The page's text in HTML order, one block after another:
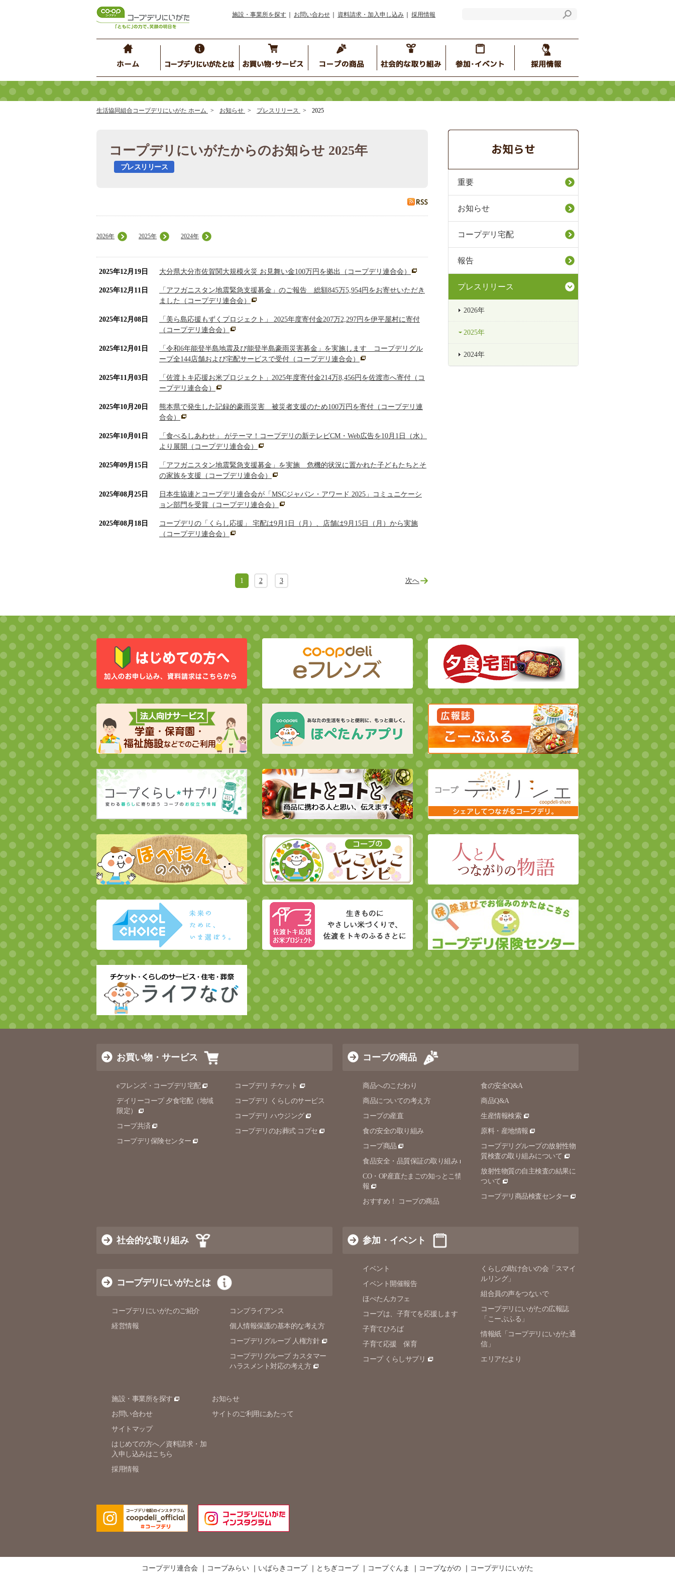
施設・事業所を探す お問い合わせ 資料請求・加入申し込み 採用情報
生活協同組合コープデリにいがた ホーム お知らせ プレスリリース 2025
コープデリにいがたからのお知らせ 2025年
プレスリリース
2026年 2025年 2024年
2025年12月19日 大分県大分市佐賀関大規模火災 お見舞い金100万円を拠出（コープデリ連合会）
2025年12月11日
「アフガニスタン地震緊急支援募金」のご報告 総額845万5,954円をお寄せいただき
ました（コープデリ連合会）
2025年12月08日
「美ら島応援もずくプロジェクト」 2025年度寄付金207万2,297円を伊平屋村に寄付
（コープデリ連合会）
2025年12月01日
「令和6年能登半島地震及び能登半島豪雨災害募金」を実施します コープデリグル
ープ全144店舗および宅配サービスで受付（コープデリ連合会）
2025年11月03日
「佐渡トキ応援お米プロジェクト」2025年度寄付金214万8,456円を佐渡市へ寄付（コ
ープデリ連合会）
2025年10月20日
熊本県で発生した記録的豪雨災害 被災者支援のため100万円を寄付（コープデリ連
合会）
2025年10月01日
「食べるしあわせ」 がテーマ！コープデリの新テレビCM・Web広告を10月1日（水）
より展開（コープデリ連合会）
2025年09月15日
「アフガニスタン地震緊急支援募金」を実施 危機的状況に置かれた子どもたちとそ
の家族を支援（コープデリ連合会）
2025年08月25日
日本生協連とコープデリ連合会が「MSCジャパン・アワード 2025」コミュニケーシ
ョン部門を受賞（コープデリ連合会）
2025年08月18日
コープデリの「くらし応援」 宅配は9月1日（月）、店舗は9月15日（月）から実施
（コープデリ連合会）
1 2 3 次へ
重要
お知らせ
コープデリ宅配
報告
プレスリリース
2026年
2025年
2024年
お買い物・サービス
eフレンズ・コープデリ宅配
デイリーコープ 夕食宅配（地域
限定）
コープ共済
コープデリ保険センター
コープデリ チケット
コープデリ くらしのサービス
コープデリ ハウジング
コープデリのお葬式 コプセ
コープの商品
商品へのこだわり
商品についての考え方
コープの産直
食の安全の取り組み
コープ商品
食品安全・品質保証の取り組み
CO・OP産直たまごの知っとこ情
報
おすすめ！ コープの商品
食の安全Q&A
商品Q&A
生産情報検索
原料・産地情報
コープデリグループの放射性物
質検査の取り組みについて
放射性物質の自主検査の結果に
ついて
コープデリ商品検査センター
社会的な取り組み
コープデリにいがたとは
コープデリにいがたのご紹介
経営情報
コンプライアンス
個人情報保護の基本的な考え方
コープデリグループ 人権方針
コープデリグループ カスタマー
ハラスメント対応の考え方
参加・イベント
イベント
イベント開催報告
ほぺたんカフェ
コープは、子育てを応援します
子育てひろば
子育て応援 保育
コープ くらしサプリ
くらしの助け合いの会「スマイ
ルリング」
組合員の声をつないで
コープデリにいがたの広報誌
「こーぷふる」
情報紙「コープデリにいがた通
信」
エリアだより
施設・事業所を探す
お問い合わせ
サイトマップ
はじめての方へ／資料請求・加
入申し込みはこちら
採用情報
お知らせ
サイトのご利用にあたって
コープデリ連合会 コープみらい いばらきコープ とちぎコープ コープぐんま コープながの コープデリにいがた